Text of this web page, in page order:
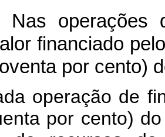
operações
financiado
por cento)
operação de
por cento)